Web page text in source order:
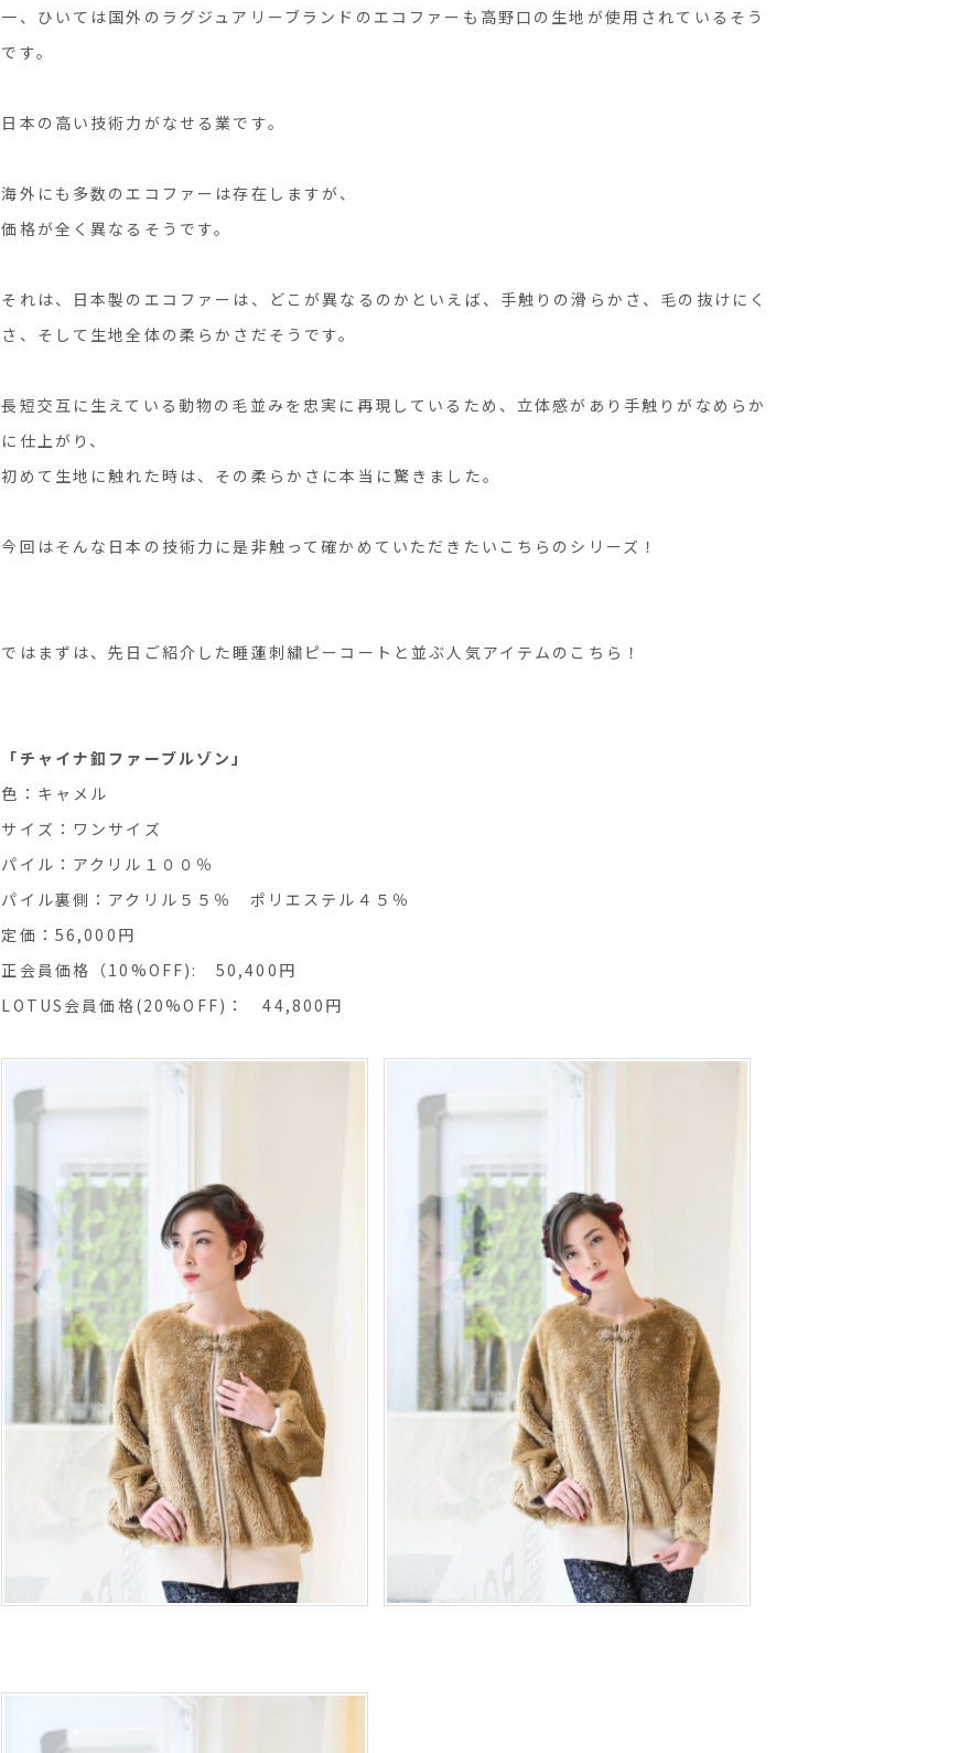
一、ひいては国外のラグジュアリーブランドのエコファーも高野口の生地が使用されているそう
です。
日本の高い技術力がなせる業です。
海外にも多数のエコファーは存在しますが、
価格が全く異なるそうです。
それは、日本製のエコファーは、どこが異なるのかといえば、手触りの滑らかさ、毛の抜けにく
さ、そして生地全体の柔らかさだそうです。
長短交互に生えている動物の毛並みを忠実に再現しているため、立体感があり手触りがなめらか
に仕上がり、
初めて生地に触れた時は、その柔らかさに本当に驚きました。
今回はそんな日本の技術力に是非触って確かめていただきたいこちらのシリーズ！
ではまずは、先日ご紹介した睡蓮刺繍ピーコートと並ぶ人気アイテムのこちら！
「チャイナ釦ファーブルゾン」
色：キャメル
サイズ：ワンサイズ
パイル：アクリル１００％
パイル裏側：アクリル５５％ ポリエステル４５％
定価：56,000円
正会員価格（10%OFF): 50,400円
LOTUS会員価格(20%OFF)： 44,800円